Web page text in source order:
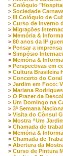
> Colóquio
> Sociedade
> III Colóquio de
> Curso de Inverno
> Migrações
> Memória &
> 80 anos da IIª
> Pensar a imprensa
> Simpósio
> Memória &
> Perspectivas em
> Cultura Brasileira
> Concerto do Coral
> Jardim em Foco:
> Mariana
> O Prazer da
> Um Domingo na
> 3ª Semana
> Visita do Cônsul
> Mostra “Um
> Chamada de
> Memória &
> Chamada de
> Abertura da
> Curso de Pintura